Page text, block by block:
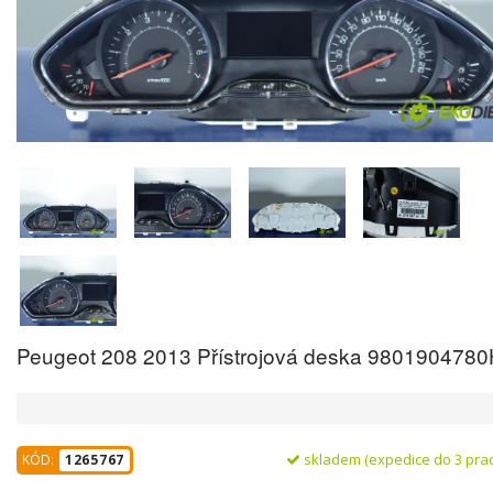
Peugeot 208 2013 Přístrojová deska
KÓD: 1265767 skladem (expedice do 3